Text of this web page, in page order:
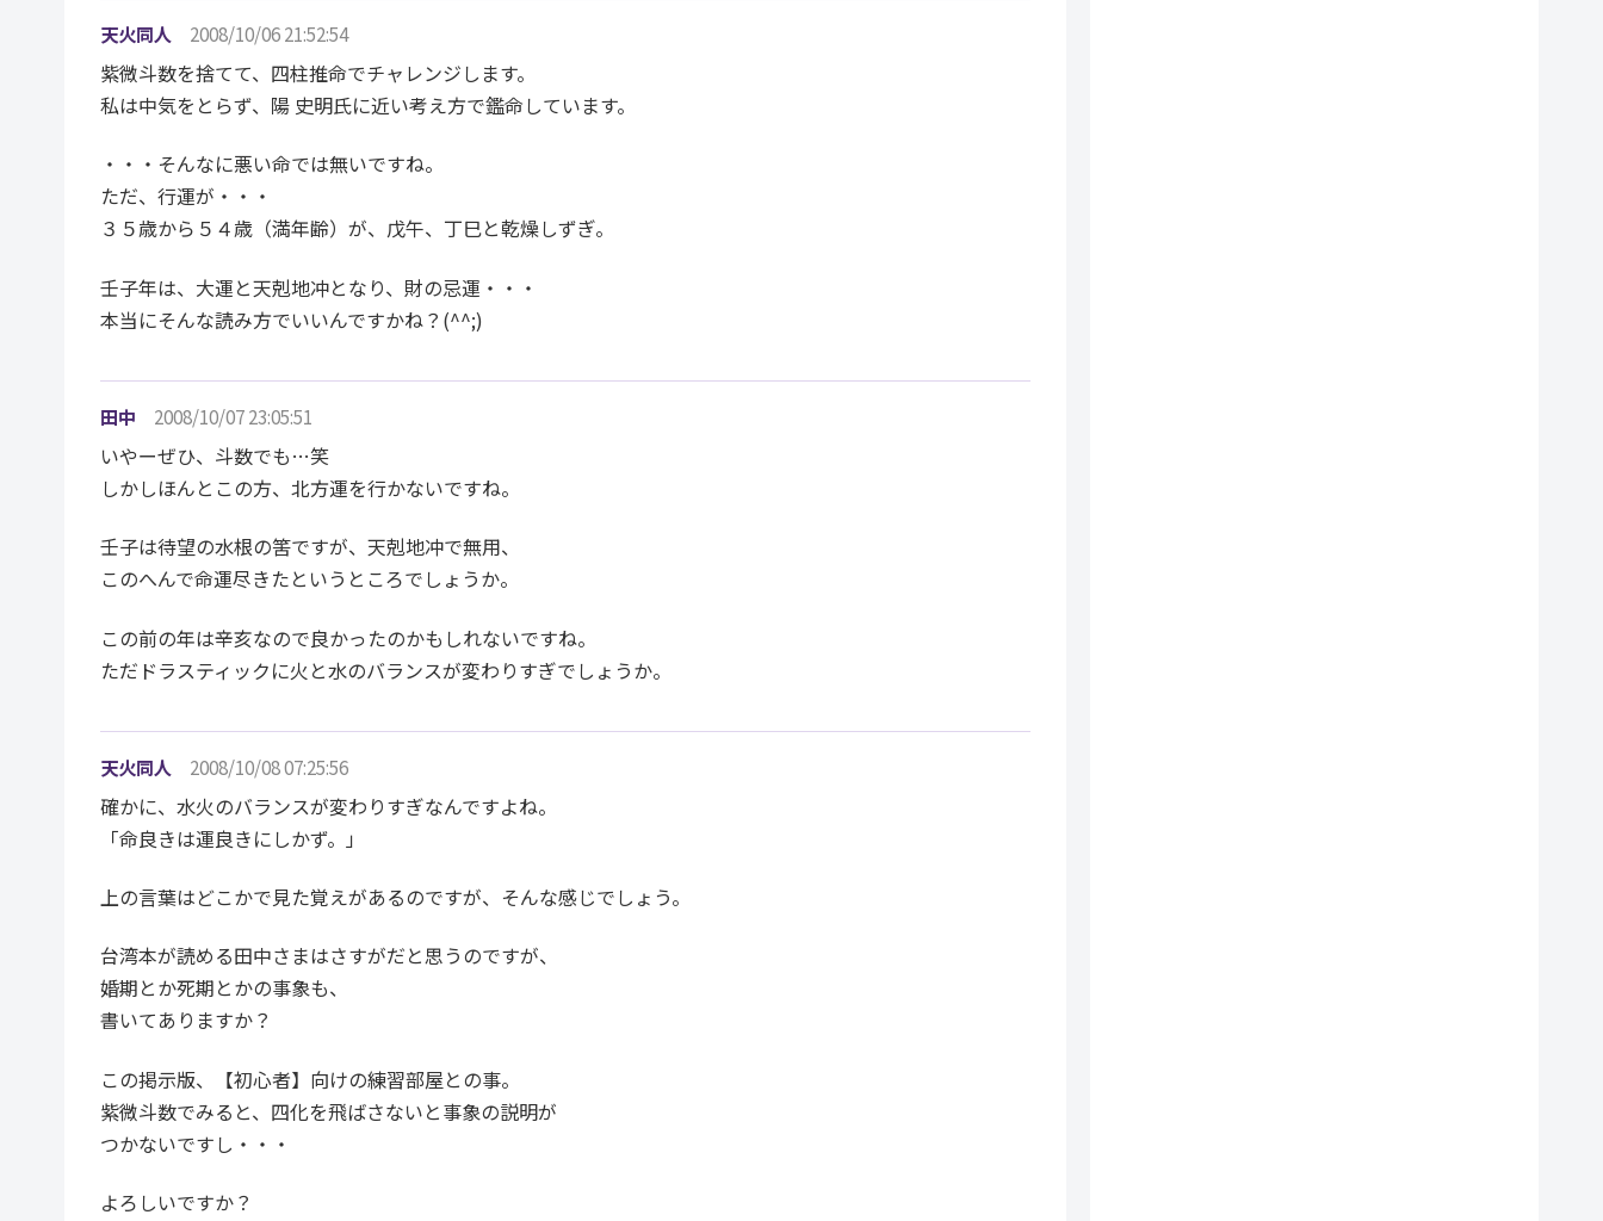
天火同人 2008/10/06 21:52:54
紫微斗数を捨てて、四柱推命でチャレンジします。
私は中気をとらず、陽 史明氏に近い考え方で鑑命しています。
・・・そんなに悪い命では無いですね。
ただ、行運が・・・
３５歳から５４歳（満年齢）が、戊午、丁巳と乾燥しずぎ。
壬子年は、大運と天剋地冲となり、財の忌運・・・
本当にそんな読み方でいいんですかね？(^^;)
田中 2008/10/07 23:05:51
いやーぜひ、斗数でも…笑
しかしほんとこの方、北方運を行かないですね。
壬子は待望の水根の筈ですが、天剋地冲で無用、
このへんで命運尽きたというところでしょうか。
この前の年は辛亥なので良かったのかもしれないですね。
ただドラスティックに火と水のバランスが変わりすぎでしょうか。
天火同人 2008/10/08 07:25:56
確かに、水火のバランスが変わりすぎなんですよね。
「命良きは運良きにしかず。」
上の言葉はどこかで見た覚えがあるのですが、そんな感じでしょう。
台湾本が読める田中さまはさすがだと思うのですが、
婚期とか死期とかの事象も、
書いてありますか？
この掲示版、【初心者】向けの練習部屋との事。
紫微斗数でみると、四化を飛ばさないと事象の説明が
つかないですし・・・
よろしいですか？